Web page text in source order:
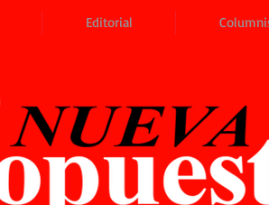
Editorial